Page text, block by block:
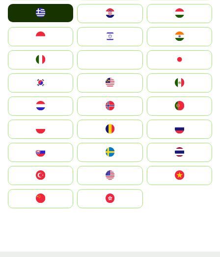
Magyarország
South Korea
United States
中國香港特別行政區